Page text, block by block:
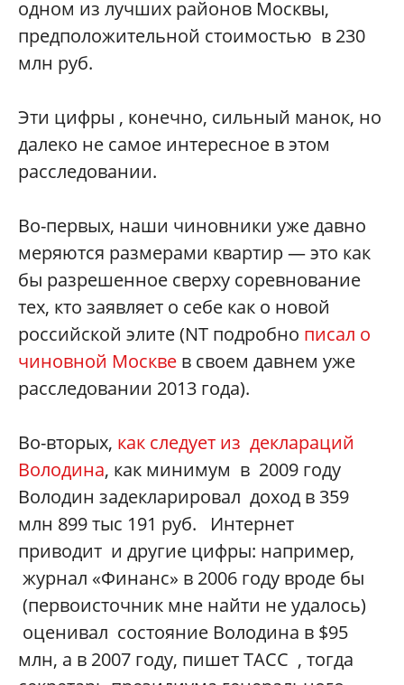
одном из лучших районов Москвы,
предположительной стоимостью в 230
млн руб.
Эти цифры , конечно, сильный манок, но
далеко не самое интересное в этом
расследовании.
Во-первых, наши чиновники уже давно
меряются размерами квартир — это как
бы разрешенное сверху соревнование
тех, кто заявляет о себе как о новой
российской элите (NT подробно писал о
чиновной Москве в своем давнем уже
расследовании 2013 года).
Во-вторых, как следует из деклараций
Володина, как минимум в 2009 году
Володин задекларировал доход в 359
млн 899 тыс 191 руб. Интернет
приводит и другие цифры: например,
журнал «Финанс» в 2006 году вроде бы
(первоисточник мне найти не удалось)
оценивал состояние Володина в $95
млн, а в 2007 году, пишет ТАСС , тогда